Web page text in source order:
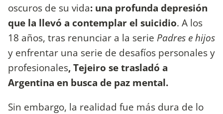
oscuros de su vida: una profunda depresión
que la llevó a contemplar el suicidio. A los
18 años, tras renunciar a la serie Padres e hijos
y enfrentar una serie de desafíos personales y
profesionales, Tejeiro se trasladó a
Argentina en busca de paz mental.
Sin embargo, la realidad fue más dura de lo